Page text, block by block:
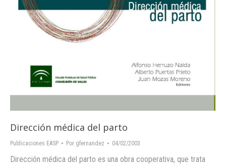
Dirección médica del parto
Publicaciones EASP Por gfernandez 04/02/2003
Dirección médica del parto es una obra cooperativa, que trata